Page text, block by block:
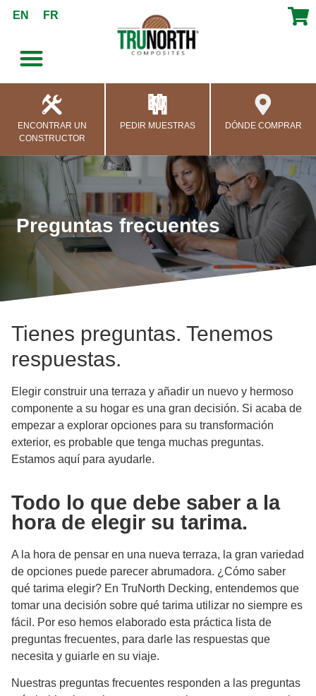
contenido
EN FR
ENCONTRAR UN
CONSTRUCTOR
PEDIR MUESTRAS DÓNDE COMPRAR
Preguntas frecuentes
Tienes preguntas. Tenemos
respuestas.
Elegir construir una terraza y añadir un nuevo y hermoso
componente a su hogar es una gran decisión. Si acaba de
empezar a explorar opciones para su transformación
exterior, es probable que tenga muchas preguntas.
Estamos aquí para ayudarle.
Todo lo que debe saber a la
hora de elegir su tarima.
A la hora de pensar en una nueva terraza, la gran variedad
de opciones puede parecer abrumadora. ¿Cómo saber
qué tarima elegir? En TruNorth Decking, entendemos que
tomar una decisión sobre qué tarima utilizar no siempre es
fácil. Por eso hemos elaborado esta práctica lista de
preguntas frecuentes, para darle las respuestas que
necesita y guiarle en su viaje.
Nuestras preguntas frecuentes responden a las preguntas